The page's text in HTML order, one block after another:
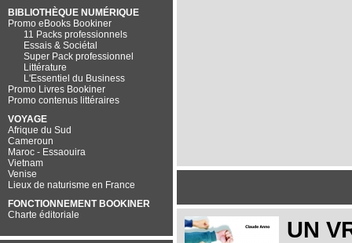
BIBLIOTHÈQUE NUMÉRIQUE
Promo eBooks Bookiner
11 Packs professionnels
Essais & Sociétal
Super Pack professionnel
Littérature
L'Essentiel du Business
Promo Livres Bookiner
Promo contenus littéraires
VOYAGE
Afrique du Sud
Cameroun
Maroc - Essaouira
Vietnam
Venise
Lieux de naturisme en France
FONCTIONNEMENT BOOKINER
Charte éditoriale
UN